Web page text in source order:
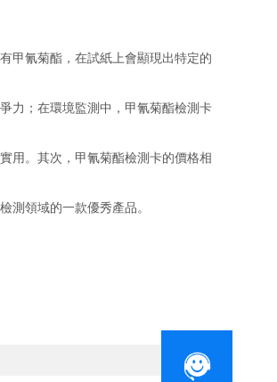
甲氰菊酯，在試紙上會顯現出特定的
力；在環境監測中，甲氰菊酯檢測卡
用。其次，甲氰菊酯檢測卡的價格相
領域的一款優秀產品。